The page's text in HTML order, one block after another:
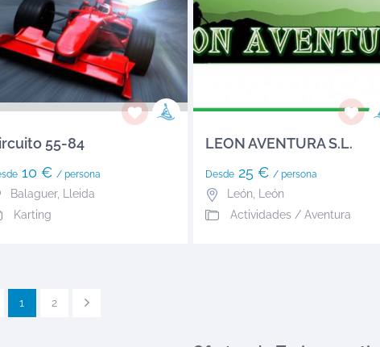
55-84
10 € / persona
Balaguer, Lleida
Karting
LEON AVENTURA S.L.
Desde25 € / persona
León, León
Actividades / Aventura
1 2